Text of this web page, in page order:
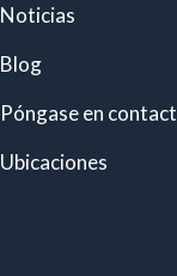
Noticias
Blog
Póngase en
Ubicaciones